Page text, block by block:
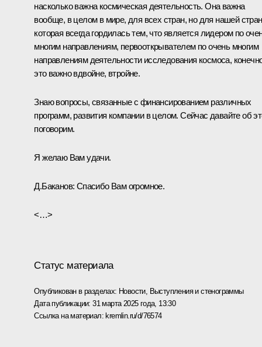
насколько важна космическая деятельность. Она важна
вообще, в целом в мире, для всех стран, но для нашей
которая всегда гордилась тем, что является лидером по
многим направлениям, первооткрывателем по очень многим
направлениям деятельности исследования космоса,
это важно вдвойне, втройне.
Знаю вопросы, связанные с финансированием различных
программ, развития компании в целом. Сейчас давайте об
поговорим.
Я желаю Вам удачи.
Д.Баканов: Спасибо Вам огромное.
<…>
Статус материала
Опубликован в разделах: Новости, Выступления и стенограммы
Дата публикации:31 марта 2025 года, 13:30
Ссылка на материал: kremlin.ru/d/76574